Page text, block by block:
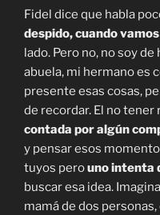
Fidel dice que habla
despido, cuando
lado. Pero no, no soy
abuela, mi hermano es
presente esas cosas,
de recordar. El no tener
contada por algún
y pensar esos
tuyos perouno intenta
buscar esa idea.
mamá de dos